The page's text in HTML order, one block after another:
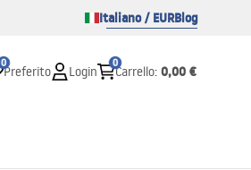
Italiano / EURBlog
0
Preferito Login
0
Carrello: 0,00 €